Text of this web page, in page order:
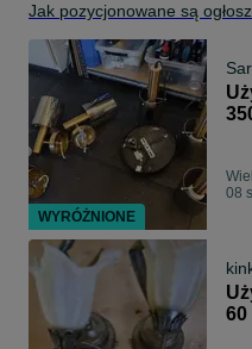
Jak pozycjonowane są
08
60
WYRÓŻNIONE